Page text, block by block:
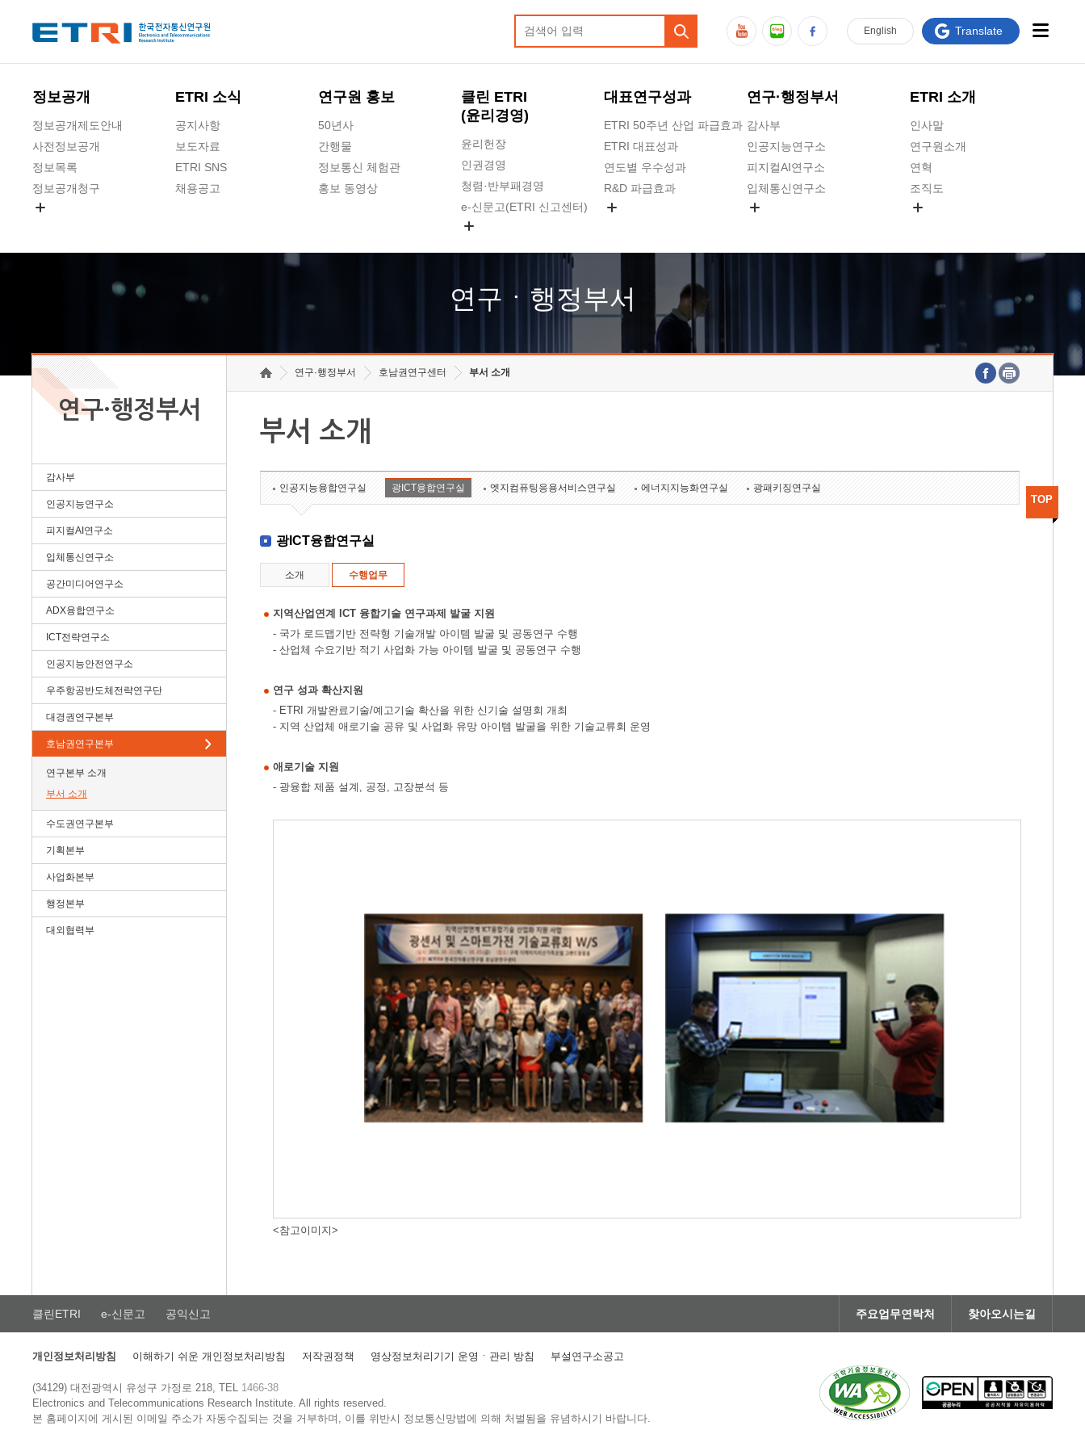
정보공개
정보공개제도안내
사전정보공개
정보목록
정보공개청구
ETRI 소식
공지사항
보도자료
ETRI SNS
채용공고
연구원 홍보
50년사
간행물
정보통신 체험관
홍보 동영상
클린 ETRI
(윤리경영)
윤리헌장
인권경영
청렴·반부패경영
e-신문고(ETRI 신고센터)
고객의소리
수의계약 현황
대표연구성과
ETRI 50주년 산업 파급효과
ETRI 대표성과
연도별 우수성과
R&D 파급효과
연구·행정부서
감사부
인공지능연구소
피지컬AI연구소
입체통신연구소
호남권연구본부
기획본부
ETRI 소개
인사말
연구원소개
연혁
조직도
연구원 고객헌장
주요업무연락처
English Translate
연구ㆍ행정부서
연구·행정부서
감사부
인공지능연구소
피지컬AI연구소
입체통신연구소
공간미디어연구소
ADX융합연구소
ICT전략연구소
인공지능안전연구소
우주항공반도체전략연구단
대경권연구본부
호남권연구본부
연구본부 소개
부서 소개
수도권연구본부
기획본부
사업화본부
행정본부
대외협력부
연구·행정부서 호남권연구센터 부서 소개
부서 소개
인공지능융합연구실 광ICT융합연구실 엣지컴퓨팅응용서비스연구실 에너지지능화연구실 광패키징연구실
광ICT융합연구실
소개 수행업무
지역산업연계 ICT 융합기술 연구과제 발굴 지원
- 국가 로드맵기반 전략형 기술개발 아이템 발굴 및 공동연구 수행
- 산업체 수요기반 적기 사업화 가능 아이템 발굴 및 공동연구 수행
연구 성과 확산지원
- ETRI 개발완료기술/예고기술 확산을 위한 신기술 설명회 개최
- 지역 산업체 애로기술 공유 및 사업화 유망 아이템 발굴을 위한 기술교류회 운영
애로기술 지원
- 광융합 제품 설계, 공정, 고장분석 등
<참고이미지>
TOP
클린ETRI e-신문고 공익신고 주요업무연락처 찾아오시는길
개인정보처리방침 이해하기 쉬운 개인정보처리방침 저작권정책 영상정보처리기기 운영ㆍ관리 방침 부설연구소공고
(34129) 대전광역시 유성구 가정로 218, TEL 1466-38
Electronics and Telecommunications Research Institute.All rights reserved.
본 홈페이지에 게시된 이메일 주소가 자동수집되는 것을 거부하며, 이를 위반시 정보통신망법에 의해 처벌됨을 유념하시기 바랍니다.